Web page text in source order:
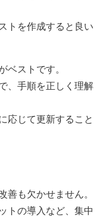
トを作成すると良い
ストです。
、手順を正しく理解
応じて更新すること
善も欠かせません。
トの導入など、集中